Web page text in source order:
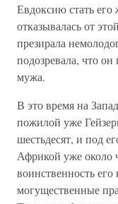
Евдоксию стать
отказывалась от
презирала
подозревала, что
мужа.
В это время на
пожилой уже
шестьдесят, и под
Африкой уже около
воинственность
могущественные